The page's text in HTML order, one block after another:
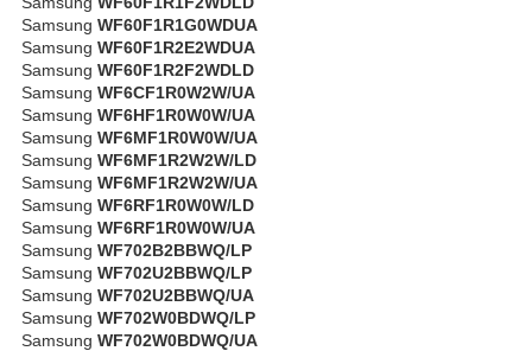
Samsung WF60F1R1G0WDUA
Samsung WF60F1R2E2WDUA
Samsung WF60F1R2F2WDLD
Samsung WF6CF1R0W2W/UA
Samsung WF6HF1R0W0W/UA
Samsung WF6MF1R0W0W/UA
Samsung WF6MF1R2W2W/LD
Samsung WF6MF1R2W2W/UA
Samsung WF6RF1R0W0W/LD
Samsung WF6RF1R0W0W/UA
Samsung WF702B2BBWQ/LP
Samsung WF702U2BBWQ/LP
Samsung WF702U2BBWQ/UA
Samsung WF702W0BDWQ/LP
Samsung WF702W0BDWQ/UA